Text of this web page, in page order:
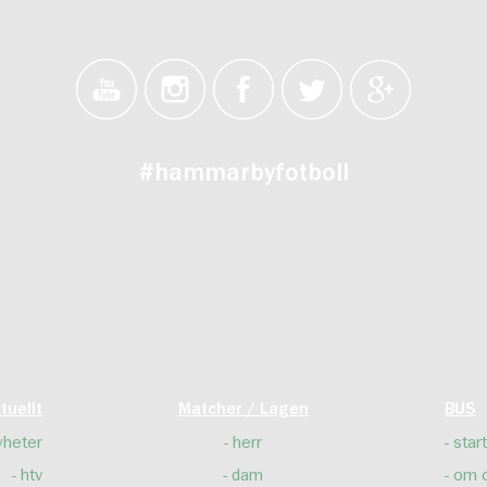
#hammarbyfotboll
htv
Matcher / Lagen
herr
dam
BUS
start
om